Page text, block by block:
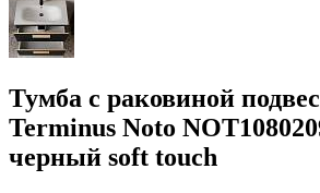
Тумба с раковиной
Terminus Noto
черный soft touch